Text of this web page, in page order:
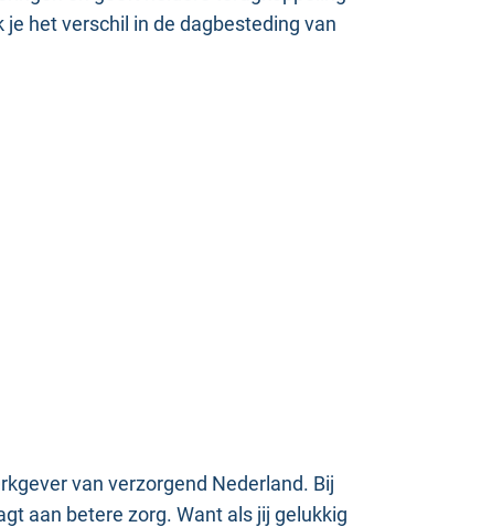
het verschil in de dagbesteding van
van verzorgend Nederland. Bij
aan betere zorg. Want als jij gelukkig